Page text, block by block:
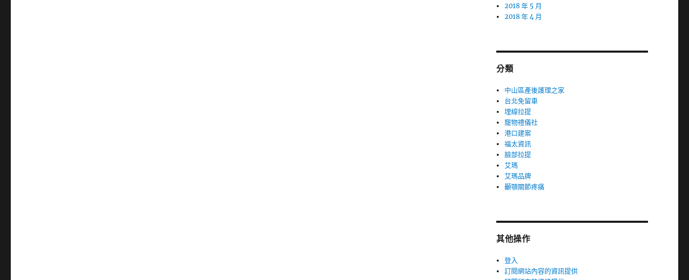
2018 年 5 月
2018 年 4 月
分類
中山區產後護理之家
台北免留車
埋線拉提
寵物禮儀社
港口建案
福太資訊
臉部拉提
艾瑪
艾瑪品牌
顳顎關節疼痛
其他操作
登入
訂閱網站內容的資訊提供